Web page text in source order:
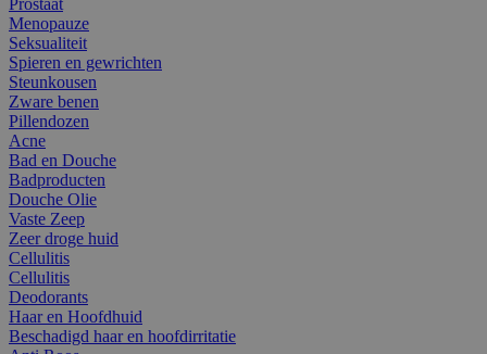
Menopauze
Seksualiteit
Spieren en gewrichten
Steunkousen
Zware benen
Pillendozen
Acne
Bad en Douche
Badproducten
Douche Olie
Vaste Zeep
Zeer droge huid
Cellulitis
Cellulitis
Deodorants
Haar en Hoofdhuid
Beschadigd haar en hoofdirritatie